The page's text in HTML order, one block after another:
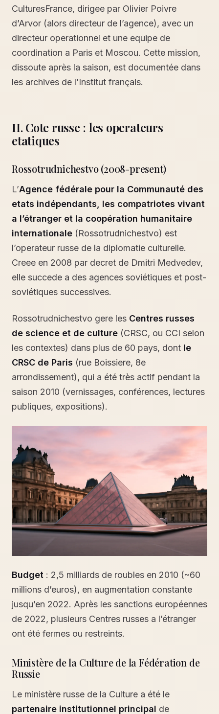
CulturesFrance, dirigee par Olivier Poivre
d’Arvor (alors directeur de l’agence), avec un
directeur operationnel et une equipe de
coordination a Paris et Moscou. Cette mission,
dissoute après la saison, est documentée dans
les archives de l’Institut français.
II. Cote russe : les operateurs
etatiques
Rossotrudnichestvo (2008-present)
L’Agence fédérale pour la Communauté des
etats indépendants, les compatriotes vivant
a l’étranger et la coopération humanitaire
internationale (Rossotrudnichestvo) est
l’operateur russe de la diplomatie culturelle.
Creee en 2008 par decret de Dmitri Medvedev,
elle succede a des agences soviétiques et post-
soviétiques successives.
Rossotrudnichestvo gere les Centres russes
de science et de culture (CRSC, ou CCI selon
les contextes) dans plus de 60 pays, dont le
CRSC de Paris (rue Boissiere, 8e
arrondissement), qui a été très actif pendant la
saison 2010 (vernissages, conférences, lectures
publiques, expositions).
Budget : 2,5 milliards de roubles en 2010 (~60
millions d’euros), en augmentation constante
jusqu’en 2022. Après les sanctions européennes
de 2022, plusieurs Centres russes a l’étranger
ont été fermes ou restreints.
Ministère de la Culture de la Fédération de
Russie
Le ministère russe de la Culture a été le
partenaire institutionnel principal de